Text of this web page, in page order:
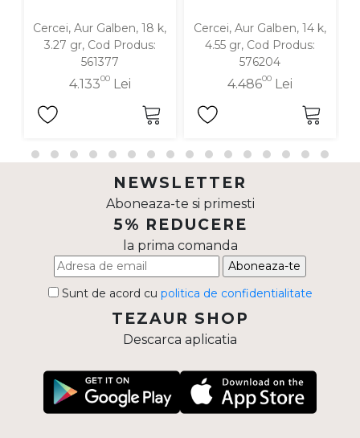
Cercei, Aur Galben, 18 k,
3.27 gr, Cod Produs:
561377
4.13300Lei
Cercei, Aur Galben, 14 k,
4.55 gr, Cod Produs:
576204
4.48600Lei
NEWSLETTER
Aboneaza-te si primesti
5% REDUCERE
la prima comanda
Aboneaza-te
Sunt de acord cu politica de confidentialitate
TEZAUR SHOP
Descarca aplicatia